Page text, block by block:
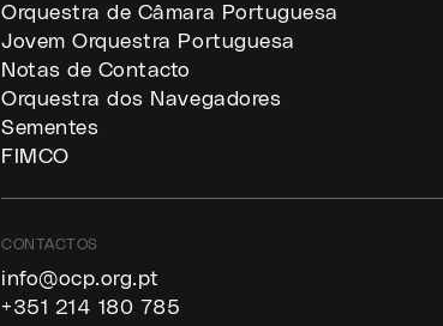
Orquestra de Câmara Portuguesa
Jovem Orquestra Portuguesa
Notas de Contacto
Orquestra dos Navegadores
Sementes
FIMCO
CONTACTOS
info@ocp.org.pt
+351 214 180 785